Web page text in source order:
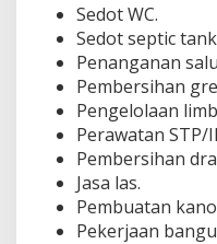
Sedot WC.
Sedot septic
Penanganan
Pembersihan
Pengelolaan
Perawatan STP/
Pembersihan
Jasa las.
Pembuatan
Pekerjaan